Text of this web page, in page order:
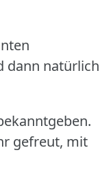
dann natürlich
gefreut, mit